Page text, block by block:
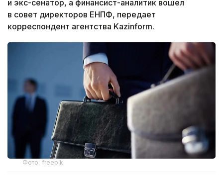
и экс-сенатор, а финансист-аналитик вошел
в совет директоров ЕНПФ, передает
корреспондент агентства Kazinform.
Фото: freepik